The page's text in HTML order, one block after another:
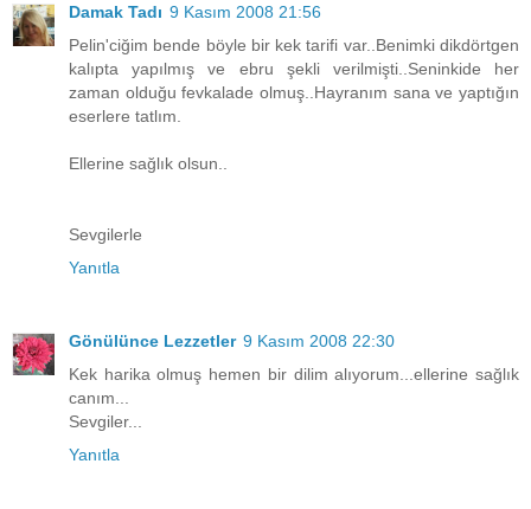
Damak Tadı 9 Kasım 2008 21:56
Pelin'ciğim bende böyle bir kek tarifi var..Benimki dikdörtgen
kalıpta yapılmış ve ebru şekli verilmişti..Seninkide her
zaman olduğu fevkalade olmuş..Hayranım sana ve yaptığın
eserlere tatlım.
Ellerine sağlık olsun..
Sevgilerle
Yanıtla
Gönülünce Lezzetler 9 Kasım 2008 22:30
Kek harika olmuş hemen bir dilim alıyorum...ellerine sağlık
canım...
Sevgiler...
Yanıtla